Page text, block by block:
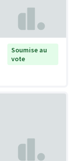
Soumise au
vote